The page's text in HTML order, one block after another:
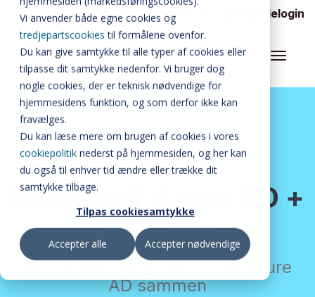
Vi anvender både egne cookies og
tredjepartscookies til formålene ovenfor.
Du kan give samtykke til alle typer af cookies eller
tilpasse dit samtykke nedenfor. Vi bruger dog
nogle cookies, der er teknisk nødvendige for
hjemmesidens funktion, og som derfor ikke kan
fravælges.
Du kan læse mere om brugen af cookies i vores
cookiepolitik nederst på hjemmesiden, og her kan
du også til enhver tid ændre eller trække dit
samtykke tilbage.
Tilpas cookiesamtykke
Accepter alle Accepter nødvendige
Kundelogin
myfone.dk
Søg
FLEXFONE CALLAI
WALLBOARD
ALLE FUNKTIONER
BUSYLIGHT
SOFTPHONE
INTEGRATIONER
MATERIALER
PRISER
OM FLEXFONE
Microsoft Azure AD +
Flexfone
Brug Flexfone og Microsoft Azure
AD sammen